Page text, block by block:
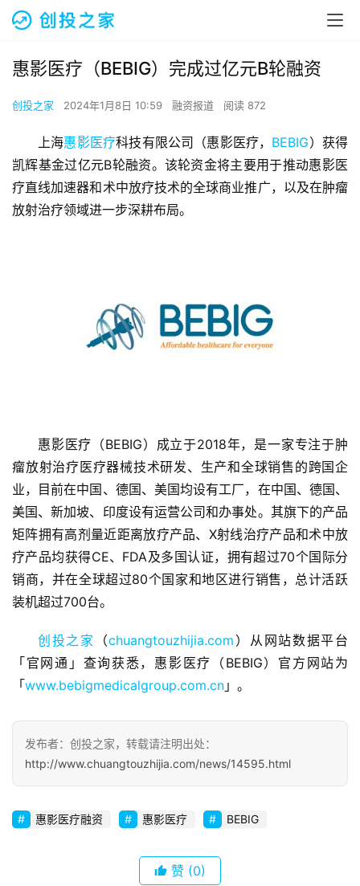
首
页
融
资
报
道
业
观
初
创
企
业
惠影医疗（BEBIG）完成过亿元B轮融资
创投之家 2024年1月8日 10:59 融资报道 阅读 872
上海惠影医疗科技有限公司（惠影医疗， BEBIG）获得
凯辉基金过亿元B轮融资。该轮资金将主要用于推动惠影医
疗直线加速器和术中放疗技术的全球商业推广，以及在肿瘤
放射治疗领域进一步深耕布局。
惠影医疗（BEBIG）成立于2018年，是一家专注于肿
瘤放射治疗医疗器械技术研发、生产和全球销售的跨国企
业，目前在中国、德国、美国均设有工厂，在中国、德国、
美国、新加坡、印度设有运营公司和办事处。其旗下的产品
矩阵拥有高剂量近距离放疗产品、X射线治疗产品和术中放
疗产品均获得CE、FDA及多国认证，拥有超过70个国际分
销商，并在全球超过80个国家和地区进行销售，总计活跃
装机超过700台。
创投之家 （chuangtouzhijia.com ）从网站数据平台
「官网通」查询获悉，惠影医疗（BEBIG）官方网站为
「www.bebigmedicalgroup.com.cn 」。
发布者：创投之家，转载请注明出处：
http://www.chuangtouzhijia.com/news/14595.html
惠影医疗融资 惠影医疗 BEBIG
赞 (0)